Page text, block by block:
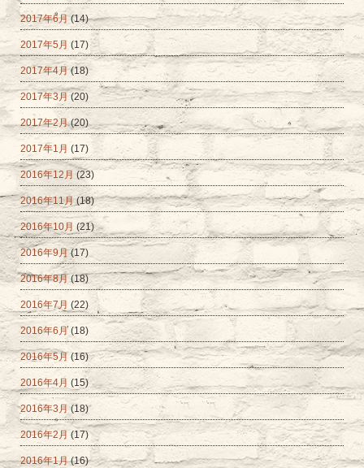
2017年6月(14)
2017年5月 (17)
2017年4月 (18)
2017年3月 (20)
2017年2月(20)
2017年1月 (17)
2016年12月 (23)
2016年11月 (18)
2016年10月 (21)
2016年9月(17)
2016年8月(18)
2016年7月 (22)
2016年6月 (18)
2016年5月 (16)
2016年4月 (15)
2016年3月(18)
2016年2月 (17)
2016年1月(16)